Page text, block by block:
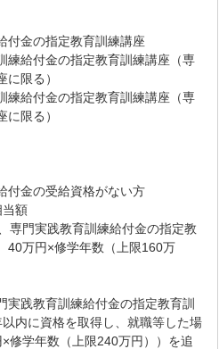
金の指定教育訓練講座
給付金の指定教育訓練講座（専
限る）
給付金の指定教育訓練講座（専
限る）
付金の受給資格がない方
額
実践教育訓練給付金の指定教
40万円×修学年数（上限160万
教育訓練給付金の指定教育訓
内に資格を取得し、就職等した場
修学年数（上限240万円））を追